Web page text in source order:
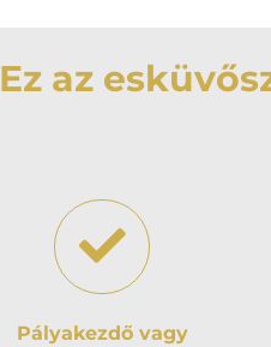
Ez az
Pályakezdő vagy